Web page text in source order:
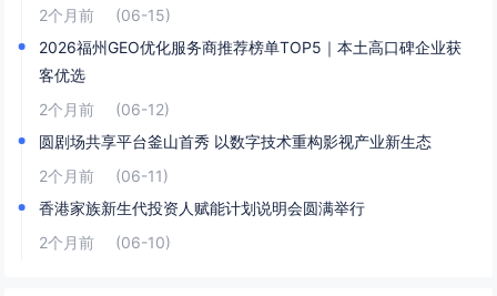
2个月前
(06-15)
2026福州GEO优化服务商推荐榜单TOP5｜本土高口碑企业获
客优选
2个月前
(06-12)
圆剧场共享平台釜山首秀 以数字技术重构影视产业新生态
2个月前
(06-11)
香港家族新生代投资人赋能计划说明会圆满举行
2个月前
(06-10)